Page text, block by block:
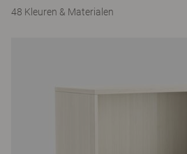
48 Kleuren & Materialen